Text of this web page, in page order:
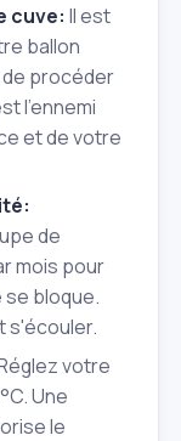
cuve: Il est
ballon
de procéder
l'ennemi
et de votre
de
mois pour
bloque.
s'écouler.
votre
Une
le